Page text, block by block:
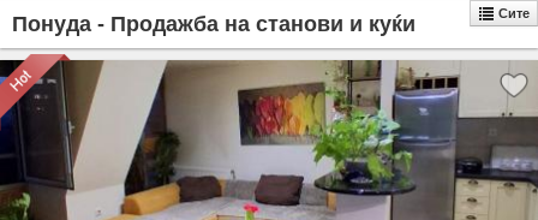
Понуда - Продажба на станови и куќи Сите